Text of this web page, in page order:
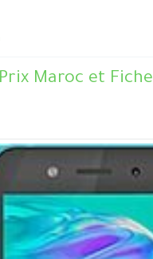
Maroc et Fiche